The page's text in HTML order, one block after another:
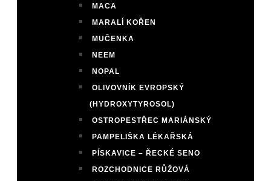
MACA
MARALÍ KOŘEN
MUČENKA
NEEM
NOPAL
OLIVOVNÍK EVROPSKÝ
(HYDROXYTYROSOL)
OSTROPESTŘEC MARIÁNSKÝ
PAMPELIŠKA LÉKAŘSKÁ
PÍSKAVICE – ŘECKÉ SENO
ROZCHODNICE RŮŽOVÁ